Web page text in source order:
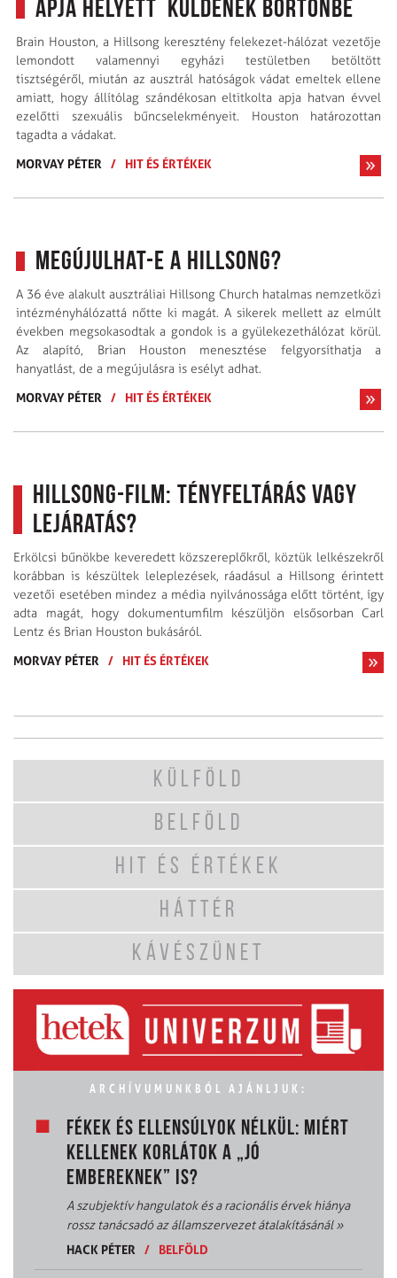
apja helyett küldenék börtönbe
Brain Houston, a Hillsong keresztény felekezet-hálózat vezetője
lemondott valamennyi egyházi testületben betöltött
tisztségéről, miután az ausztrál hatóságok vádat emeltek ellene
amiatt, hogy állítólag szándékosan eltitkolta apja hatvan évvel
ezelőtti szexuális bűncselekményeit. Houston határozottan
tagadta a vádakat.
MORVAY PÉTER
/ HIT ÉS ÉRTÉKEK
Megújulhat-e a Hillsong?
A 36 éve alakult ausztráliai Hillsong Church hatalmas nemzetközi
intézményhálózattá nőtte ki magát. A sikerek mellett az elmúlt
években megsokasodtak a gondok is a gyülekezethálózat körül.
Az alapító, Brian Houston menesztése felgyorsíthatja a
hanyatlást, de a megújulásra is esélyt adhat.
MORVAY PÉTER
/ HIT ÉS ÉRTÉKEK
Hillsong-film: tényfeltárás vagy
lejáratás?
Erkölcsi bűnökbe keveredett közszereplőkről, köztük lelkészekről
korábban is készültek leleplezések, ráadásul a Hillsong érintett
vezetői esetében mindez a média nyilvánossága előtt történt, így
adta magát, hogy dokumentumfilm készüljön elsősorban Carl
Lentz és Brian Houston bukásáról.
MORVAY PÉTER
/ HIT ÉS ÉRTÉKEK
KÜLFÖLD
BELFÖLD
HIT ÉS ÉRTÉKEK
HÁTTÉR
KÁVÉSZÜNET
ARCHÍVUMUNKBÓL AJÁNLJUK:
FÉKEK ÉS ELLENSÚLYOK NÉLKÜL: MIÉRT
KELLENEK KORLÁTOK A „JÓ
EMBEREKNEK” IS?
A szubjektív hangulatok és a racionális érvek hiánya
rossz tanácsadó az államszervezet átalakításánál»
HACK PÉTER
/ BELFÖLD